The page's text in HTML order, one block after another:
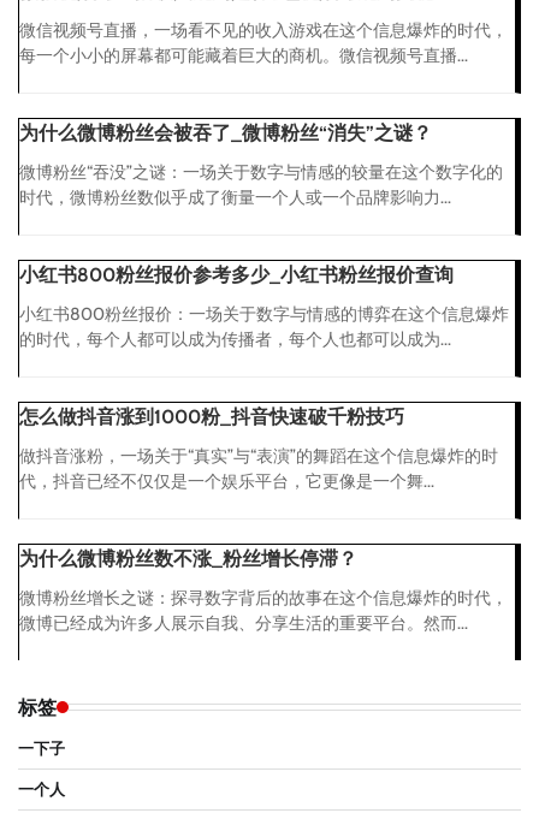
微信视频号直播，一场看不见的收入游戏在这个信息爆炸的时代，
每一个小小的屏幕都可能藏着巨大的商机。微信视频号直播...
为什么微博粉丝会被吞了_微博粉丝“消失”之谜？
微博粉丝“吞没”之谜：一场关于数字与情感的较量在这个数字化的
时代，微博粉丝数似乎成了衡量一个人或一个品牌影响力...
小红书800粉丝报价参考多少_小红书粉丝报价查询
小红书800粉丝报价：一场关于数字与情感的博弈在这个信息爆炸
的时代，每个人都可以成为传播者，每个人也都可以成为...
怎么做抖音涨到1000粉_抖音快速破千粉技巧
做抖音涨粉，一场关于“真实”与“表演”的舞蹈在这个信息爆炸的时
代，抖音已经不仅仅是一个娱乐平台，它更像是一个舞...
为什么微博粉丝数不涨_粉丝增长停滞？
微博粉丝增长之谜：探寻数字背后的故事在这个信息爆炸的时代，
微博已经成为许多人展示自我、分享生活的重要平台。然而...
标签
一下子
一个人